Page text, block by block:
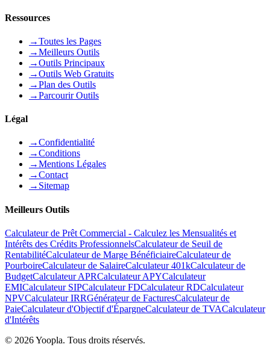
Ressources
→Toutes les Pages
→Meilleurs Outils
→Outils Principaux
→Outils Web Gratuits
→Plan des Outils
→Parcourir Outils
Légal
→Confidentialité
→Conditions
→Mentions Légales
→Contact
→ Sitemap
Meilleurs Outils
Calculateur de Prêt Commercial - Calculez les Mensualités et
Intérêts des Crédits ProfessionnelsCalculateur de Seuil de
RentabilitéCalculateur de Marge BénéficiaireCalculateur de
PourboireCalculateur de SalaireCalculateur 401kCalculateur de
BudgetCalculateur APRCalculateur APYCalculateur
EMICalculateur SIPCalculateur FDCalculateur RDCalculateur
NPVCalculateur IRRGénérateur de FacturesCalculateur de
PaieCalculateur d'Objectif d'ÉpargneCalculateur de TVACalculateur
d'Intérêts
© 2026Yoopla. Tous droits réservés.